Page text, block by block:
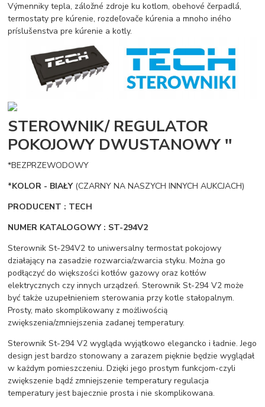
Výmenniky tepla, záložné zdroje ku kotlom, obehové čerpadlá,
termostaty pre kúrenie, rozdeľovače kúrenia a mnoho iného
príslušenstva pre kúrenie a kotly.
STEROWNIK/ REGULATOR
POKOJOWY DWUSTANOWY ''
*BEZPRZEWODOWY
*KOLOR - BIAŁY(CZARNY NA NASZYCH INNYCH AUKCJACH)
PRODUCENT : TECH
NUMER KATALOGOWY : ST-294V2
Sterownik St-294V2 to uniwersalny termostat pokojowy
działający na zasadzie rozwarcia/zwarcia styku. Można go
podłączyć do większości kotłów gazowy oraz kotłów
elektrycznych czy innych urządzeń. Sterownik St-294 V2 może
być także uzupełnieniem sterowania przy kotle stałopalnym.
Prosty, mało skomplikowany z możliwością
zwiększenia/zmniejszenia zadanej temperatury.
Sterownik St-294 V2 wygląda wyjątkowo elegancko i ładnie. Jego
design jest bardzo stonowany a zarazem pięknie będzie wyglądał
w każdym pomieszczeniu. Dzięki jego prostym funkcjom-czyli
zwiększenie bądź zmniejszenie temperatury regulacja
temperatury jest bajecznie prosta i nie skomplikowana.